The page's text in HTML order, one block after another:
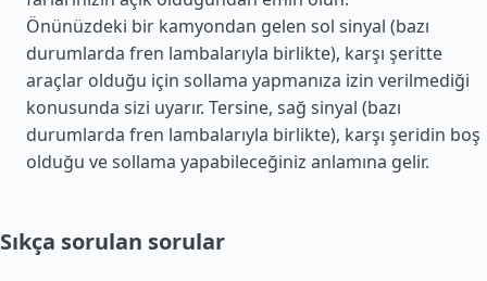
Önünüzdeki bir kamyondan gelen sol sinyal (bazı
durumlarda fren lambalarıyla birlikte), karşı şeritte
araçlar olduğu için sollama yapmanıza izin verilmediği
konusunda sizi uyarır. Tersine, sağ sinyal (bazı
durumlarda fren lambalarıyla birlikte), karşı şeridin boş
olduğu ve sollama yapabileceğiniz anlamına gelir.
Sıkça sorulan sorular